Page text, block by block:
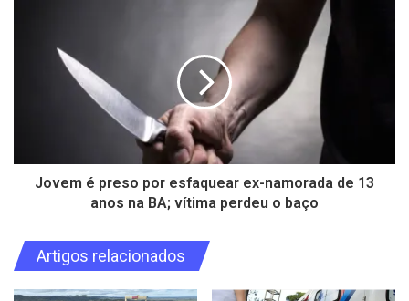
Jovem é preso por esfaquear ex-namorada de 13
anos na BA; vítima perdeu o baço
Artigos relacionados